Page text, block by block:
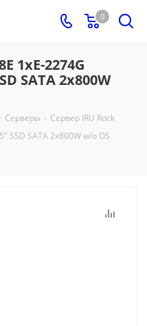
0
1xE-2274G
SATA 2x800W
Серверы - Сервер IRU Rock
SSD SATA 2x800W w/o OS